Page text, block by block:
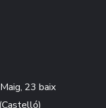
23 baix